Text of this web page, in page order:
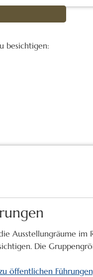
besichtigen:
Ausstellungräume im
Die
öffentlichen